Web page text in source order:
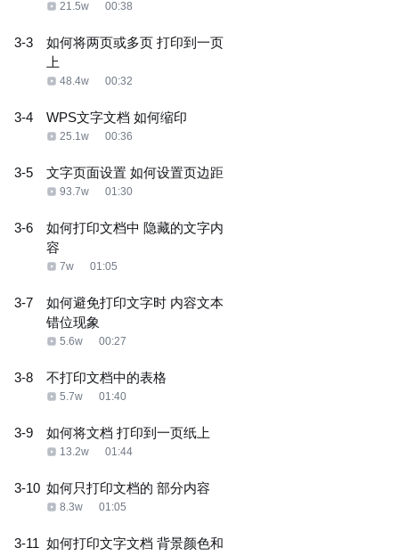
21.5w 00:38
3-3
如何将两页或多页 打印到一页
上
48.4w 00:32
3-4 WPS文字文档 如何缩印
25.1w 00:36
3-5 文字页面设置 如何设置页边距
93.7w 01:30
3-6
如何打印文档中 隐藏的文字内
容
7w 01:05
3-7
如何避免打印文字时 内容文本
错位现象
5.6w 00:27
3-8 不打印文档中的表格
5.7w 01:40
3-9 如何将文档 打印到一页纸上
13.2w 01:44
3-10 如何只打印文档的 部分内容
8.3w 01:05
3-11 如何打印文字文档 背景颜色和